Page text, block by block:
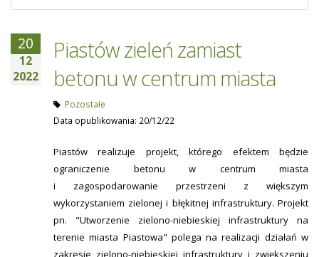
20
12
2022
Piastów zieleń zamiast
betonu w centrum miasta
Pozostałe
Data opublikowania: 20/12/22
Piastów realizuje projekt, którego efektem będzie
ograniczenie betonu w centrum miasta
i zagospodarowanie przestrzeni z większym
wykorzystaniem zielonej i błękitnej infrastruktury. Projekt
pn. "Utworzenie zielono-niebieskiej infrastruktury na
terenie miasta Piastowa" polega na realizacji działań w
zakresie zielono-niebieskiej infrastruktury i zwiększeniu